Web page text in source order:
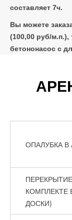
составляет 7ч.
Вы можете
(100,00 руб/
бетононасос с
ОПАЛУБКА В
КОМПЛЕКТЕ
ДОСКИ)